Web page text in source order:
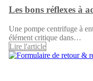
Les bons réflexes à
Une pompe centrifuge à
élément critique dans…
Lire l'article